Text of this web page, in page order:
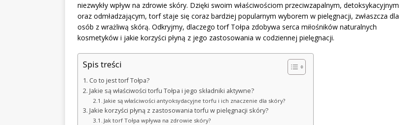
niezwykły wpływ na zdrowie skóry. Dzięki swoim właściwościom przeciwzapalnym, detoksykacyjnym
oraz odmładzającym, torf staje się coraz bardziej popularnym wyborem w pielęgnacji, zwłaszcza dla
osób z wrażliwą skórą. Odkryjmy, dlaczego torf Tołpa zdobywa serca miłośników naturalnych
kosmetyków i jakie korzyści płyną z jego zastosowania w codziennej pielęgnacji.
Spis treści
Co to jest torf Tołpa?
Jakie są właściwości torfu Tołpa i jego składniki aktywne?
Jakie są właściwości antyoksydacyjne torfu i ich znaczenie dla skóry?
Jakie korzyści płyną z zastosowania torfu w pielęgnacji skóry?
Jak torf Tołpa wpływa na zdrowie skóry?